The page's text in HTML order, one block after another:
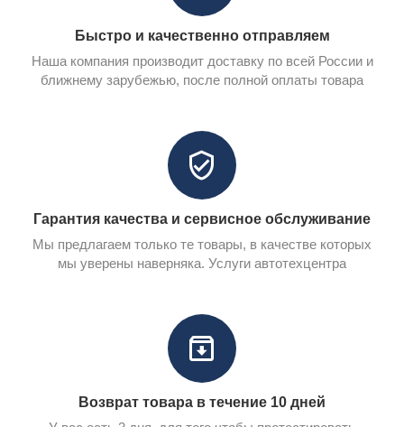
Быстро и качественно отправляем
Наша компания производит доставку по всей России и
ближнему зарубежью, после полной оплаты товара
Гарантия качества и сервисное обслуживание
Мы предлагаем только те товары, в качестве которых
мы уверены наверняка. Услуги автотехцентра
Возврат товара в течение 10 дней